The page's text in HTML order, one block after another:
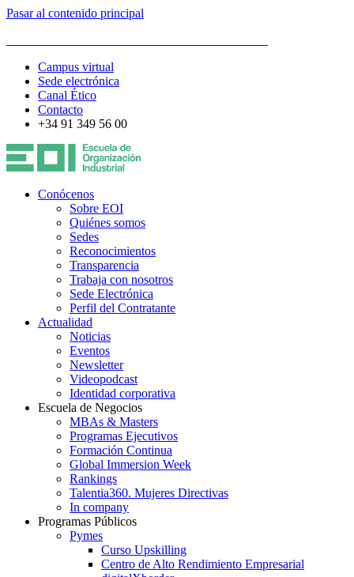
Pasar al contenido principal
Campus virtual
Sede electrónica
Canal Ético
Contacto
+34 91 349 56 00
Conócenos
Sobre EOI
Quiénes somos
Sedes
Reconocimientos
Transparencia
Trabaja con nosotros
Sede Electrónica
Perfil del Contratante
Actualidad
Noticias
Eventos
Newsletter
Videopodcast
Identidad corporativa
Escuela de Negocios
MBAs & Masters
Programas Ejecutivos
Formación Continua
Global Immersion Week
Rankings
Talentia360. Mujeres Directivas
In company
Programas Públicos
Pymes
Curso Upskilling
Centro de Alto Rendimiento Empresarial